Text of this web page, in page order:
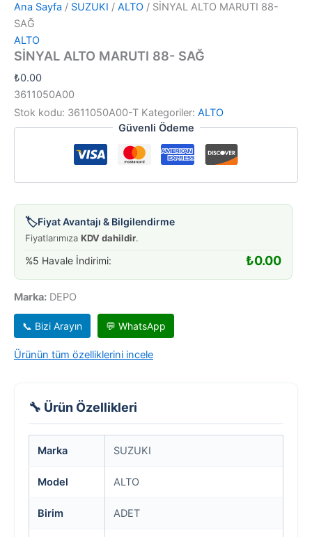
Ana Sayfa / SUZUKI / ALTO / SİNYAL ALTO MARUTI 88-
SAĞ
ALTO
SİNYAL ALTO MARUTI 88- SAĞ
₺0.00
3611050A00
Stok kodu: 3611050A00-T Kategoriler: ALTO
Güvenli Ödeme
🏷️Fiyat Avantajı & Bilgilendirme
Fiyatlarımıza KDV dahildir.
%5 Havale İndirimi: ₺0.00
Marka: DEPO
📞 Bizi Arayın 💬 WhatsApp
Ürünün tüm özelliklerini incele
🔧 Ürün Özellikleri
Marka SUZUKI
Model ALTO
Birim ADET